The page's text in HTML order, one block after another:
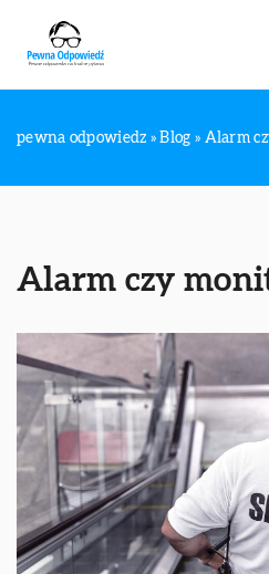
pewna odpowiedz »Blog » Alarm
Alarm czy